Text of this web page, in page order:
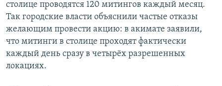
столице проводятся 120 митингов каждый месяц.
Так городские власти объяснили частые отказы
желающим провести акцию: в акимате заявили,
что митинги в столице проходят фактически
каждый день сразу в четырёх разрешенных
локациях.